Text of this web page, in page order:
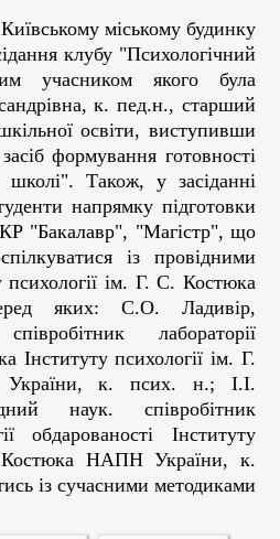
міському будинку
клубу "Психологічний
учасником якого була
к. пед.н., старший
освіти, виступивши
формування готовності
Також, у засіданні
напрямку підготовки
"Бакалавр", "Магістр", що
із провідними
психології ім. Г. С. Костюка
яких: С.О. Ладивір,
лабораторії
Інституту психології ім. Г.
к. псих. н.; І.І.
наук. співробітник
обдарованості Інституту
Костюка НАПН України, к.
із сучасними методиками